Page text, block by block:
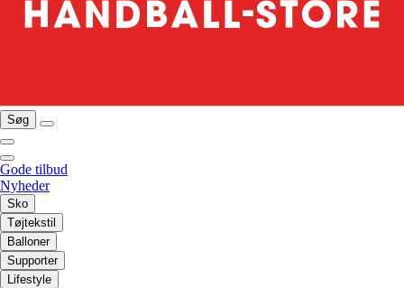
Søg
Gode tilbud
Nyheder
Sko
Tøjtekstil
Balloner
Supporter
Lifestyle